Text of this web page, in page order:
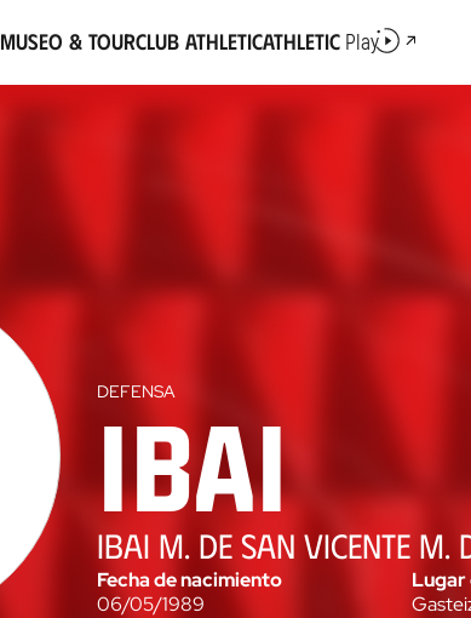
Museo & TourClub AthleticAthletic Play
DEFENSA
Ibai
IBAI M. DE SAN VICENTE M.
Fecha de nacimiento
06/05/1989
Lugar